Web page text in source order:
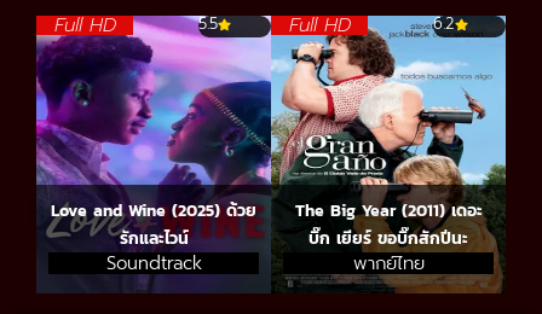
Full HD 5.5
Love and Wine (2025) ด้วย
รักและไวน์
Soundtrack
Full HD 6.2
The Big Year (2011) เดอะ
บิ๊ก เยียร์ ขอบิ๊กสักปีนะ
พากย์ไทย